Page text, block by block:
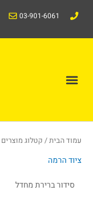
לתוכן
03-901-6061
תפריט
עמוד הבית/ קטלוג מוצרים
ציוד הרמה